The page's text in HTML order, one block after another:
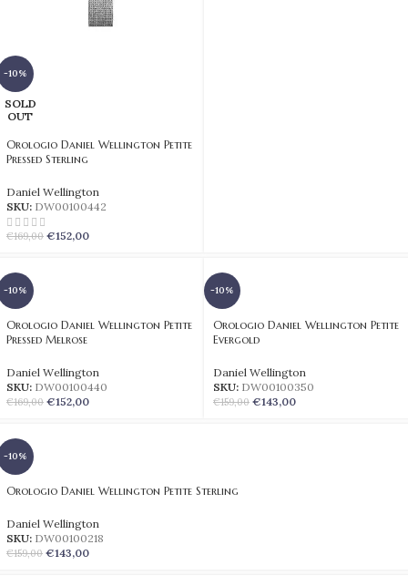
-10%
SOLD
OUT
Orologio Daniel Wellington Petite
Pressed Sterling
Daniel Wellington
SKU: DW00100442
€169,00 €152,00
-10%
Orologio Daniel Wellington Petite
Pressed Melrose
Daniel Wellington
SKU: DW00100440
€169,00 €152,00
-10%
Orologio Daniel Wellington Petite
Evergold
Daniel Wellington
SKU: DW00100350
€159,00 €143,00
-10%
Orologio Daniel Wellington Petite Sterling
Daniel Wellington
SKU: DW00100218
€159,00 €143,00